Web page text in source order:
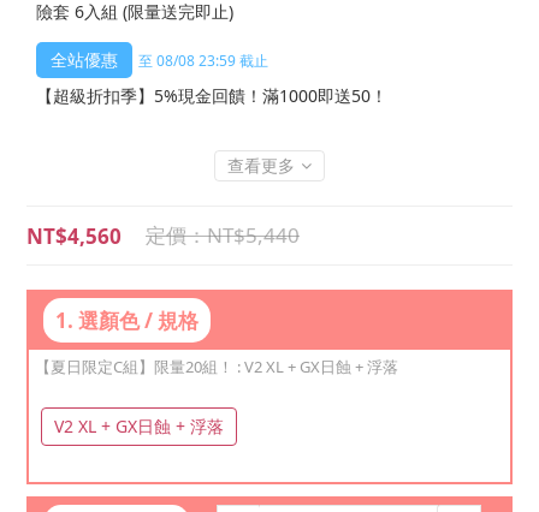
險套 6入組 (限量送完即止)
至 08/08 23:59 截止
【超級折扣季】5%現金回饋！滿1000即送50！
查看更多
NT$5,440
NT$4,560
1. 選顏色 / 規格
【夏日限定C組】限量20組！ : V2 XL + GX日蝕 + 浮落
V2 XL + GX日蝕 + 浮落